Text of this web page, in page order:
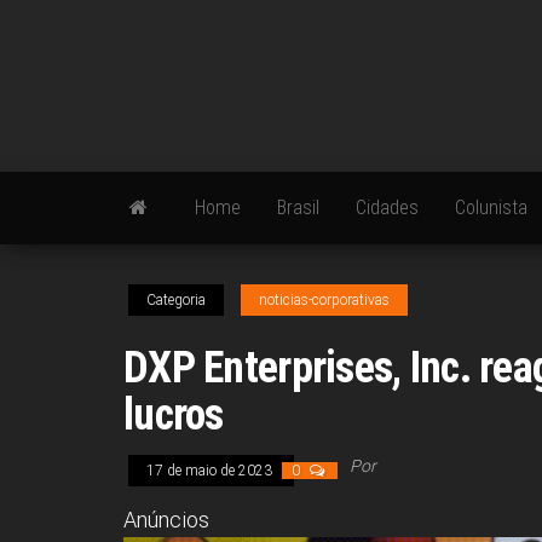
Home Brasil Cidades Colunista
Categoria noticias-corporativas
DXP Enterprises, Inc.
lucros
17 de maio de 2023 0 Por
Anúncios